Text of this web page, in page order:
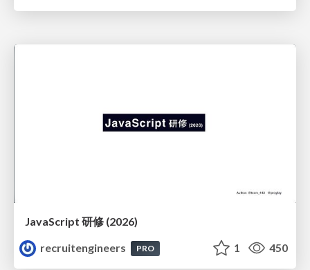
JavaScript 研修 (2026)
recruitengineers
PRO 1 450